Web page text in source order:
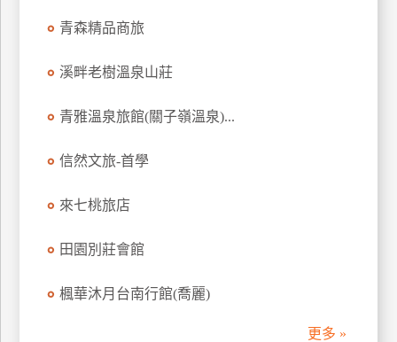
青森精品商旅
溪畔老樹溫泉山莊
青雅溫泉旅館(關子嶺溫泉)...
信然文旅-首學
來七桃旅店
田園別莊會館
楓華沐月台南行館(喬麗)
更多 »